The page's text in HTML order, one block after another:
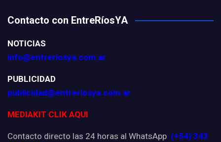
Contacto con EntreRíosYA
NOTICIAS
info@entreriosya.com.ar
PUBLICIDAD
publicidad@entreriosya.com.ar
MEDIAKIT CLIK AQUI
Contacto directo las 24 horas al WhatsApp (+54) 343